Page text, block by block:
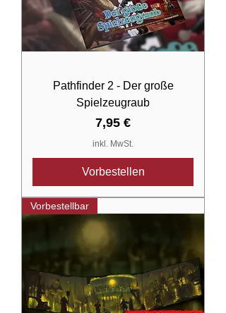
Pathfinder 2 - Der große
Spielzeugraub
Preis
7,95 €
inkl. MwSt.
Vorbestellen
Vorbestellbar